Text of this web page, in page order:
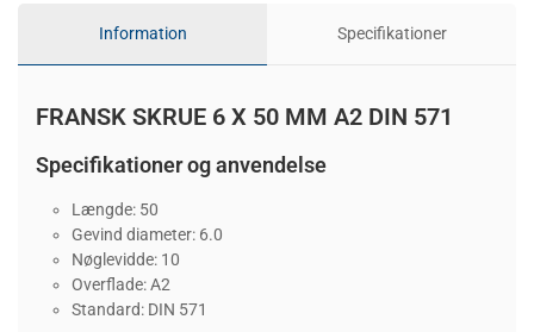
Information Specifikationer
FRANSK SKRUE 6 X 50 MM A2 DIN 571
Specifikationer og anvendelse
Længde: 50
Gevind diameter: 6.0
Nøglevidde: 10
Overflade: A2
Standard: DIN 571